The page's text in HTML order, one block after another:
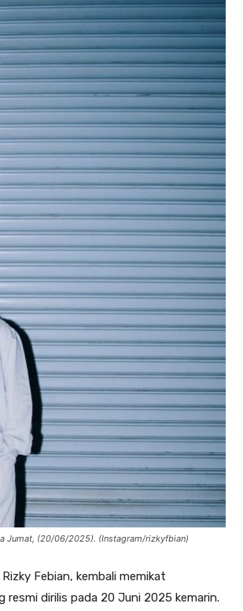
Jumat, (20/06/2025). (Instagram/rizkyfbian)
Febian, kembali memikat
resmi dirilis pada 20 Juni 2025 kemarin.